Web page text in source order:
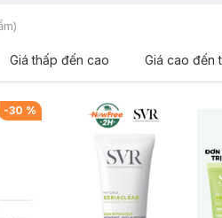
Giá thấp đến cao Giá cao đến
-30 %